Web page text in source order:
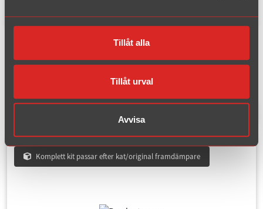
Tillåt alla
Tillåt urval
Avvisa
Avgassystem förVW, Golf,
Golf II Golf II 16V GTi
Komplett kit passar efter kat/original framdämpare